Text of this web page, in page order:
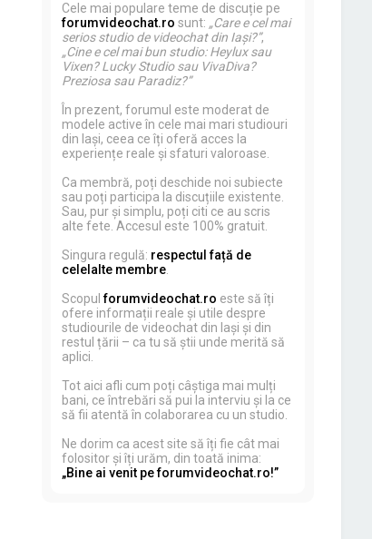
Cele mai populare teme de discuție pe
forumvideochat.ro sunt: „Care e cel mai
serios studio de videochat din Iași?”,
„Cine e cel mai bun studio: Heylux sau
Vixen? Lucky Studio sau VivaDiva?
Preziosa sau Paradiz?”
În prezent, forumul este moderat de
modele active în cele mai mari studiouri
din Iași, ceea ce îți oferă acces la
experiențe reale și sfaturi valoroase.
Ca membră, poți deschide noi subiecte
sau poți participa la discuțiile existente.
Sau, pur și simplu, poți citi ce au scris
alte fete. Accesul este 100% gratuit.
Singura regulă: respectul față de
celelalte membre
Scopulforumvideochat.ro este să îți
ofere informații reale și utile despre
studiourile de videochat din Iași și din
restul țării – ca tu să știi unde merită să
aplici.
Tot aici afli cum poți câștiga mai mulți
bani, ce întrebări să pui la interviu și la ce
să fii atentă în colaborarea cu un studio.
Ne dorim ca acest site să îți fie cât mai
folositor și îți urăm, din toată inima:
„Bine ai venit pe forumvideochat.ro!”